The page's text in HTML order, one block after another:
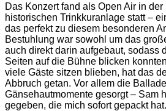
Das Konzert fand als Open Air in der
historischen Trinkkuranlage statt –
das perfekt zu diesem besonderen
Bestuhlung war sowohl um das
auch direkt darin aufgebaut, sodass
Seiten auf die Bühne blicken
viele Gäste sitzen blieben, hat das
Abbruch getan. Vor allem die
Gänsehautmomente gesorgt – Sam
gegeben, die mich sofort gepackt hat.